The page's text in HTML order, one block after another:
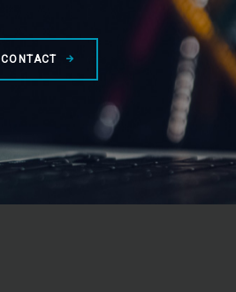
CONTACT